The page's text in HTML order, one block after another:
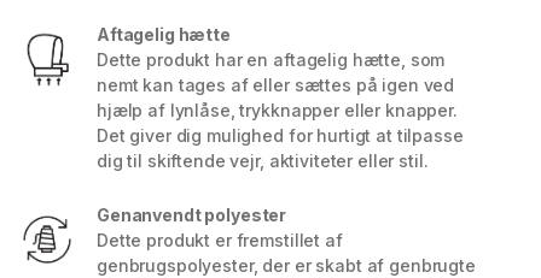
Aftagelig hætte
Dette produkt har en aftagelig hætte, som
nemt kan tages af eller sættes på igen ved
hjælp af lynlåse, trykknapper eller knapper.
Det giver dig mulighed for hurtigt at tilpasse
dig til skiftende vejr, aktiviteter eller stil.
Genanvendt polyester
Dette produkt er fremstillet af
genbrugspolyester, der er skabt af genbrugte